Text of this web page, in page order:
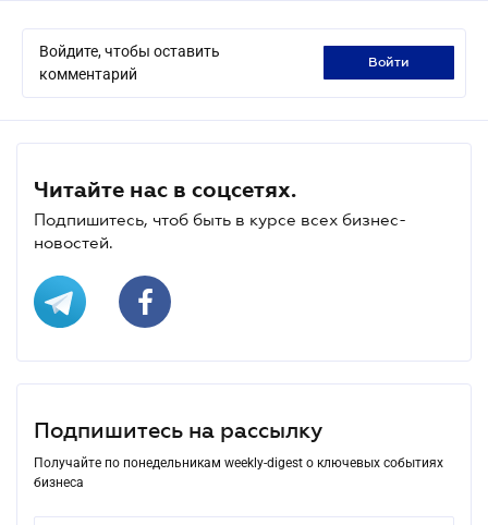
Войдите, чтобы оставить
комментарий
войти
Читайте нас в соцсетях.
Подпишитесь, чтоб быть в курсе всех бизнес-
новостей.
Подпишитесь на рассылку
Получайте по понедельникам weekly-digest о ключевых событиях
бизнеса